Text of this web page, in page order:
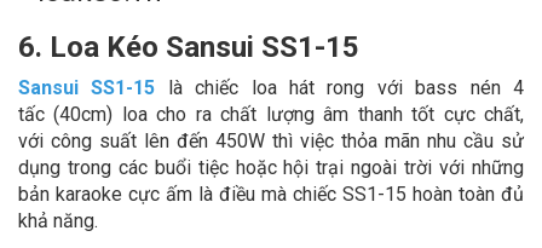
6. Loa Kéo Sansui SS1-15
Sansui SS1-15 là chiếc loa hát rong với bass nén 4
tấc (40cm) loa cho ra chất lượng âm thanh tốt cực chất,
với công suất lên đến 450W thì việc thỏa mãn nhu cầu sử
dụng trong các buổi tiệc hoặc hội trại ngoài trời với những
bản karaoke cực ấm là điều mà chiếc SS1-15 hoàn toàn đủ
khả năng.